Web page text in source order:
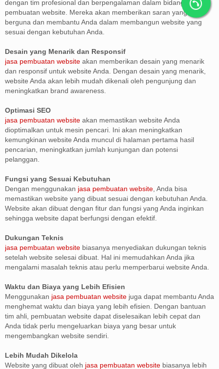
dengan tim profesional dan berpengalaman dalam bidang
pembuatan website. Mereka akan memberikan saran yang
berguna dan membantu Anda dalam membangun website yang
sesuai dengan kebutuhan Anda.
Desain yang Menarik dan Responsif
jasa pembuatan website akan memberikan desain yang menarik
dan responsif untuk website Anda. Dengan desain yang menarik,
website Anda akan lebih mudah dikenali oleh pengunjung dan
meningkatkan brand awareness.
Optimasi SEO
jasa pembuatan website akan memastikan website Anda
dioptimalkan untuk mesin pencari. Ini akan meningkatkan
kemungkinan website Anda muncul di halaman pertama hasil
pencarian, meningkatkan jumlah kunjungan dan potensi
pelanggan.
Fungsi yang Sesuai Kebutuhan
Dengan menggunakan jasa pembuatan website , Anda bisa
memastikan website yang dibuat sesuai dengan kebutuhan Anda.
Website akan dibuat dengan fitur dan fungsi yang Anda inginkan
sehingga website dapat berfungsi dengan efektif.
Dukungan Teknis
jasa pembuatan website biasanya menyediakan dukungan teknis
setelah website selesai dibuat. Hal ini memudahkan Anda jika
mengalami masalah teknis atau perlu memperbarui website Anda.
Waktu dan Biaya yang Lebih Efisien
Menggunakan jasa pembuatan website juga dapat membantu Anda
menghemat waktu dan biaya yang lebih efisien. Dengan bantuan
tim ahli, pembuatan website dapat diselesaikan lebih cepat dan
Anda tidak perlu mengeluarkan biaya yang besar untuk
mengembangkan website sendiri.
Lebih Mudah Dikelola
Website yang dibuat oleh jasa pembuatan website biasanya lebih